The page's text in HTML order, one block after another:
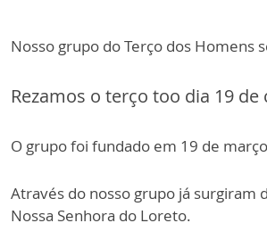
Nosso grupo do Terço dos Homens
Rezamos o terço too dia 19
O grupo foi fundado em 19 de
Através do nosso grupo já surgiram
Nossa Senhora do Loreto.